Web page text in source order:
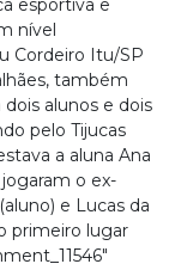
esportiva e
nível
Cordeiro Itu/SP
também
alunos e dois
pelo Tijucas
a aluna Ana
jogaram o ex-
e Lucas da
primeiro lugar